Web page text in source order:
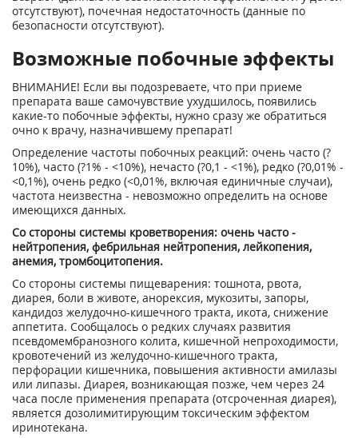
отсутствуют), почечная недостаточность (данные по
безопасности отсутствуют).
Возможные побочные эффекты
ВНИМАНИЕ! Если вы подозреваете, что при приеме
препарата ваше самочувствие ухудшилось, появились
какие-то побочные эффекты, нужно сразу же обратиться
очно к врачу, назначившему препарат!
Определение частоты побочных реакций: очень часто (?
10%), часто (?1% - <10%), нечасто (?0,1 - <1%), редко (?0,01% -
<0,1%), очень редко (<0,01%, включая единичные случаи),
частота неизвестна - невозможно определить на основе
имеющихся данных.
Со стороны системы кроветворения: очень часто -
нейтропения, фебрильная нейтропения, лейкопения,
анемия, тромбоцитопения.
Со стороны системы пищеварения: тошнота, рвота,
диарея, боли в животе, анорексия, мукозиты, запоры,
кандидоз желудочно-кишечного тракта, икота, снижение
аппетита. Сообщалось о редких случаях развития
псевдомембранозного колита, кишечной непроходимости,
кровотечений из желудочно-кишечного тракта,
перфорации кишечника, повышения активности амилазы
или липазы. Диарея, возникающая позже, чем через 24
часа после применения препарата (отсроченная диарея),
является дозолимитирующим токсическим эффектом
иринотекана.